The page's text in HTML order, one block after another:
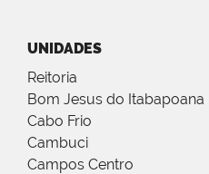
UNIDADES
Reitoria
Bom Jesus do Itabapoana
Cabo Frio
Cambuci
Campos Centro